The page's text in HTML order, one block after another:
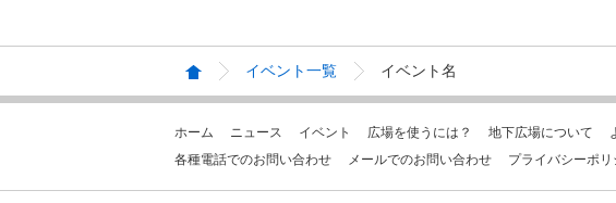
イベント一覧 イベント名
ホーム ニュース イベント 広場を使うには？ 地下広場について
各種電話でのお問い合わせ
メールでのお問い合わせ プライバシーポリ